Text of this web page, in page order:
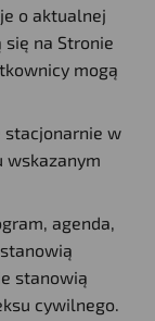
o aktualnej
się na Stronie
mogą
stacjonarnie w
wskazanym
agenda,
stanowią
cywilnego.